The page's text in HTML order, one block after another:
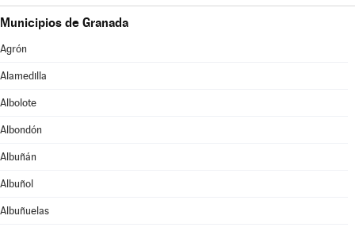
Municipios de Granada
Agrón
Alamedilla
Albolote
Albondón
Albuñán
Albuñol
Albuñuelas